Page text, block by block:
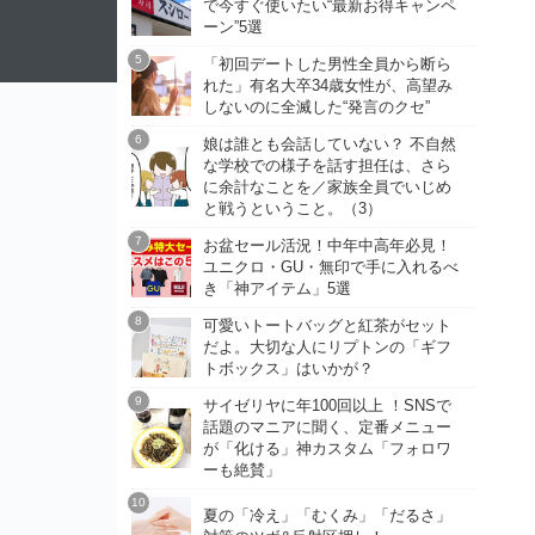
で今すぐ使いたい“最新お得キャンペ
ーン”5選
「初回デートした男性全員から断ら
れた」有名大卒34歳女性が、高望み
しないのに全滅した“発言のクセ”
娘は誰とも会話していない？ 不自然
な学校での様子を話す担任は、さら
に余計なことを／家族全員でいじめ
と戦うということ。（3）
お盆セール活況！中年中高年必見！
ユニクロ・GU・無印で手に入れるべ
き「神アイテム」5選
可愛いトートバッグと紅茶がセット
だよ。大切な人にリプトンの「ギフ
トボックス」はいかが？
サイゼリヤに年100回以上 ！SNSで
話題のマニアに聞く、定番メニュー
が「化ける」神カスタム「フォロワ
ーも絶賛」
夏の「冷え」「むくみ」「だるさ」